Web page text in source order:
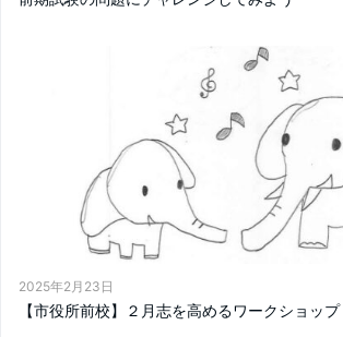
2025年2月23日
【市役所前校】２月志を高めるワークショップ